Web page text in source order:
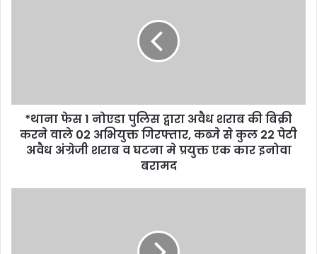
*थाना फेस 1 नोएडा पुलिस द्वारा अवैध शराब की बिक्री
करने वाले 02 अभियुक्त गिरफ्तार, कब्जे से कुल 22 पेटी
अवैध अंग्रेजी शराब व घटना मे प्रयुक्त एक कार इनोवा
बरामद